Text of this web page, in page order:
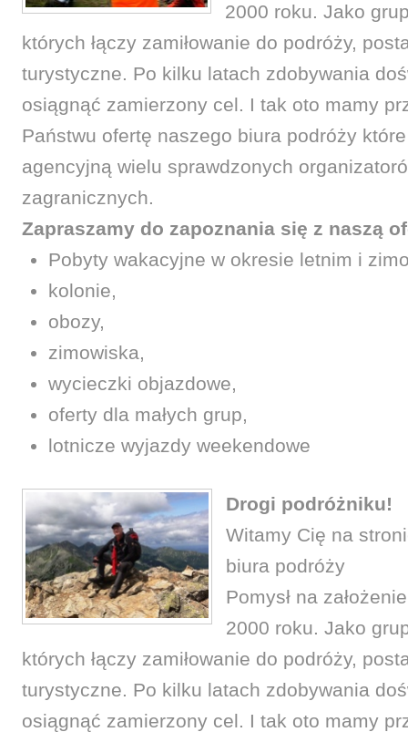
2000 roku. Jako
których łączy zamiłowanie do podróży,
turystyczne. Po kilku latach zdobywania
osiągnąć zamierzony cel. I tak oto mamy
Państwu ofertę naszego biura podróży
agencyjną wielu sprawdzonych
zagranicznych.
Zapraszamy do zapoznania się z naszą
Pobyty wakacyjne w okresie letnim i
kolonie,
obozy,
zimowiska,
wycieczki objazdowe,
oferty dla małych grup,
lotnicze wyjazdy weekendowe
Drogi podróżniku!
Witamy Cię na
biura podróży
Pomysł na
2000 roku. Jako
których łączy zamiłowanie do podróży,
turystyczne. Po kilku latach zdobywania
osiągnąć zamierzony cel. I tak oto mamy